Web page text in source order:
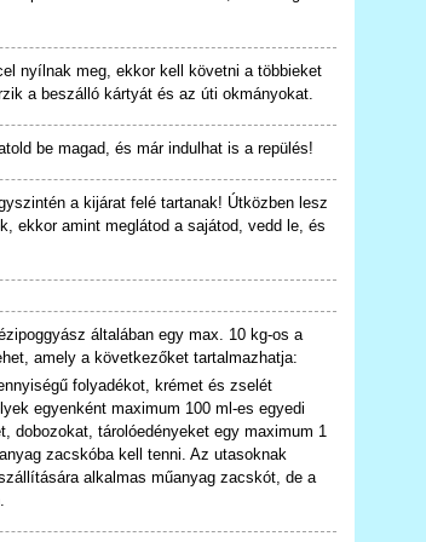
nyílnak meg, ekkor kell követni a többieket
a beszálló kártyát és az úti okmányokat.
be magad, és már indulhat is a repülés!
a kijárat felé tartanak! Útközben lesz
ekkor amint meglátod a sajátod, vedd le, és
általában egy max. 10 kg-os a
amely a következőket tartalmazhatja:
folyadékot, krémet és zselét
egyenként maximum 100 ml-es egyedi
dobozokat, tárolóedényeket egy maximum 1
zacskóba kell tenni. Az utasoknak
alkalmas műanyag zacskót, de a